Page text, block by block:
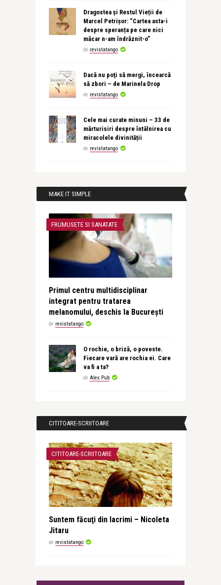
Dragostea și Restul Vieții de
Marcel Petrișor: “Cartea asta-i
despre speranța pe care nici
măcar n-am îndrăznit-o”
de revistatango
Dacă nu poţi să mergi, încearcă
să zbori – de Marinela Drop
de revistatango
Cele mai curate minuni – 33 de
mărturisiri despre întâlnirea cu
miracolele divinității
de revistatango
MAKE IT SIMPLE
FRUMUSETE SI SANATATE
Primul centru multidisciplinar
integrat pentru tratarea
melanomului, deschis la București
de revistatango
O rochie, o briză, o poveste.
Fiecare vară are rochia ei. Care
va fi a ta?
de Alex Pub
CITITOARE-SCRIITOARE
CITITOARE-SCRIITOARE
Suntem făcuţi din lacrimi – Nicoleta
Jitaru
de revistatango